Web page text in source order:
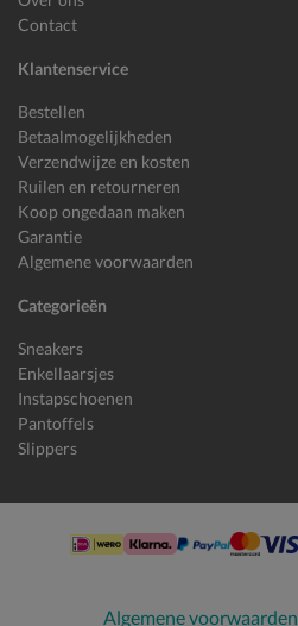
Contact
Klantenservice
Bestellen
Betaalmogelijkheden
Verzendwijze en kosten
Ruilen en retourneren
Koop ongedaan maken
Garantie
Algemene voorwaarden
Categorieën
Sneakers
Enkellaarsjes
Instapschoenen
Pantoffels
Slippers
Algemene voorwaarden